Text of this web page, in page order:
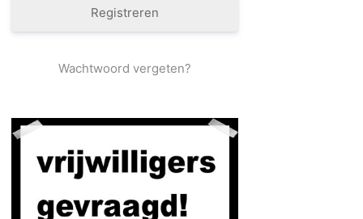
Registreren
Wachtwoord vergeten?